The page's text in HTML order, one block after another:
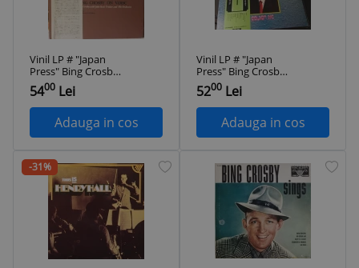
Vinil LP # "Japan
Press" Bing Crosby
– Bing Crosby On V-
Disc (EX)
5400 Lei
Adauga in cos
Vinil LP # "Japan
Press" Bing Crosby
– Bing Crosby -
Golden Disc (EX)
5200 Lei
Adauga in cos
-31%